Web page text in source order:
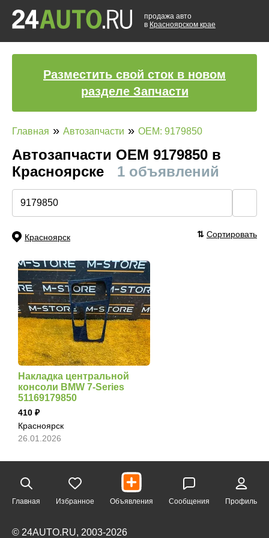
продажа авто
в Красноярском крае
Разместить свой сток в новом
разделе Запчасти
Главная » Автозапчасти » OEM: 9179850
Автозапчасти ОЕМ 9179850 в
Красноярске
1 объявлений
Красноярск ⇅ Сортировать
Накладка центральной
консоли BMW 7-Series
51169179850
410
Красноярск
26.01.2026
Главная Избранное Объявления Сообщения Профиль
© 24AUTO.RU, 2003-2026